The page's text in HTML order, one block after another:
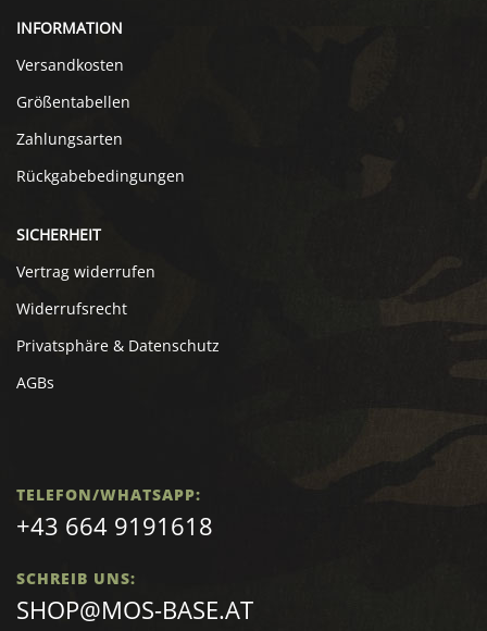
INFORMATION
Versandkosten
Größentabellen
Zahlungsarten
Rückgabebedingungen
SICHERHEIT
Vertrag widerrufen
Widerrufsrecht
Privatsphäre & Datenschutz
AGBs
TELEFON/WHATSAPP:
+43 664 9191618
SCHREIB UNS:
SHOP@MOS-BASE.AT